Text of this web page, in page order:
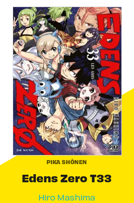
PIKA SHÔNEN
Edens Zero T33
Hiro Mashima